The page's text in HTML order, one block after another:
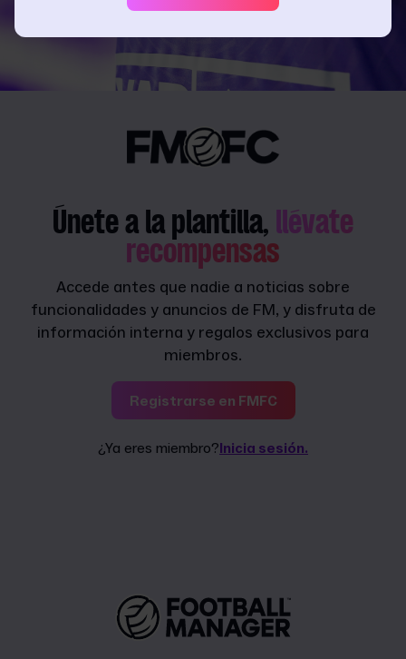
Únete a la plantilla, llévate
recompensas
Accede antes que nadie a noticias sobre
funcionalidades y anuncios de FM, y disfruta de
información interna y regalos exclusivos para
miembros.
Registrarse en FMFC
¿Ya eres miembro?Inicia sesión.